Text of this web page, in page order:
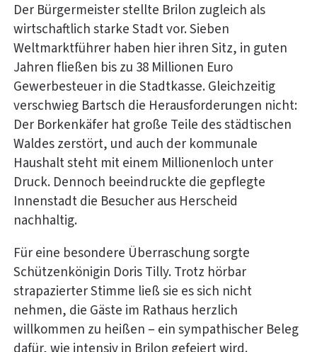
Der Bürgermeister stellte Brilon zugleich als
wirtschaftlich starke Stadt vor. Sieben
Weltmarktführer haben hier ihren Sitz, in guten
Jahren fließen bis zu 38 Millionen Euro
Gewerbesteuer in die Stadtkasse. Gleichzeitig
verschwieg Bartsch die Herausforderungen nicht:
Der Borkenkäfer hat große Teile des städtischen
Waldes zerstört, und auch der kommunale
Haushalt steht mit einem Millionenloch unter
Druck. Dennoch beeindruckte die gepflegte
Innenstadt die Besucher aus Herscheid
nachhaltig.
Für eine besondere Überraschung sorgte
Schützenkönigin Doris Tilly. Trotz hörbar
strapazierter Stimme ließ sie es sich nicht
nehmen, die Gäste im Rathaus herzlich
willkommen zu heißen – ein sympathischer Beleg